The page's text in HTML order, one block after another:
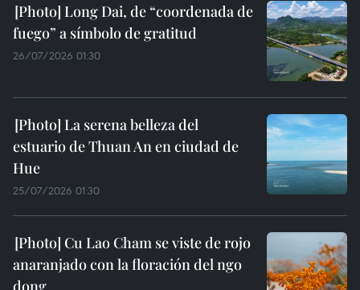
Long Dai, de “coordenada de
fuego” a símbolo de gratitud
26/07/2026 01:30
La serena belleza del
estuario de Thuan An en ciudad de
Hue
25/07/2026 01:30
Cu Lao Cham se viste de rojo
anaranjado con la floración del ngo
dong